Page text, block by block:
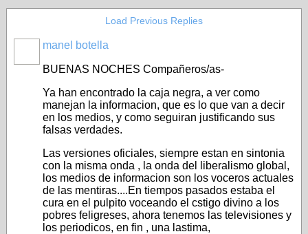
Load Previous Replies
manel botella
BUENAS NOCHES Compañeros/as-
Ya han encontrado la caja negra, a ver como
manejan la informacion, que es lo que van a decir
en los medios, y como seguiran justificando sus
falsas verdades.
Las versiones oficiales, siempre estan en sintonia
con la misma onda , la onda del liberalismo global,
los medios de informacion son los voceros actuales
de las mentiras....En tiempos pasados estaba el
cura en el pulpito voceando el cstigo divino a los
pobres feligreses, ahora tenemos las televisiones y
los periodicos, en fin , una lastima,